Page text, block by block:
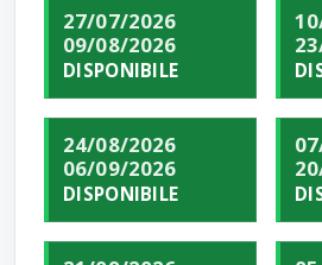
27/07/2026
09/08/2026
DISPONIBILE
24/08/2026
06/09/2026
DISPONIBILE